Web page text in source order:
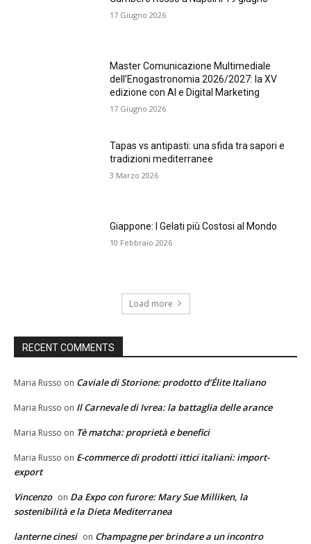
17 Giugno 2026
Master Comunicazione Multimediale
dell’Enogastronomia 2026/2027: la XV
edizione con AI e Digital Marketing
17 Giugno 2026
Tapas vs antipasti: una sfida tra sapori e
tradizioni mediterranee
3 Marzo 2026
Giappone: I Gelati più Costosi al Mondo
10 Febbraio 2026
Load more
RECENT COMMENTS
Maria Russo on Caviale di Storione: prodotto d’Élite Italiano
Maria Russo on Il Carnevale di Ivrea: la battaglia delle arance
Maria Russo on Tè matcha: proprietà e benefici
Maria Russo on E-commerce di prodotti ittici italiani: import-
export
Vincenzo on Da Expo con furore: Mary Sue Milliken, la
sostenibilità e la Dieta Mediterranea
lanterne cinesi on Champagne per brindare a un incontro